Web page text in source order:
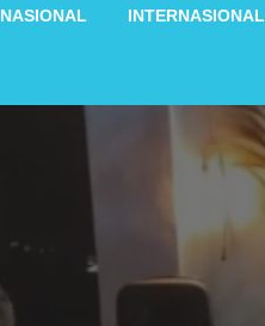
NASIONAL INTERNASIONAL